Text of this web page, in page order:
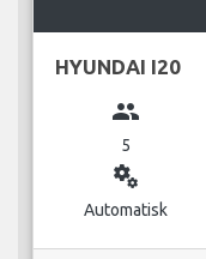
HYUNDAI I20
group
5
miscellaneous_services
Automatisk